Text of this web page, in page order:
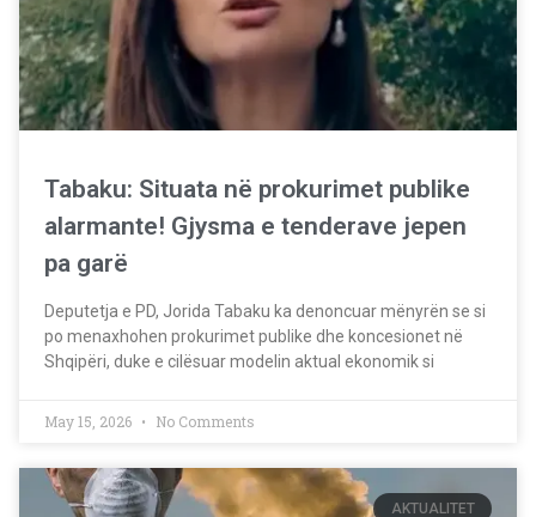
Tabaku: Situata në prokurimet publike
alarmante! Gjysma e tenderave jepen
pa garë
Deputetja e PD, Jorida Tabaku ka denoncuar mënyrën se si
po menaxhohen prokurimet publike dhe koncesionet në
Shqipëri, duke e cilësuar modelin aktual ekonomik si
May 15, 2026 No Comments
AKTUALITET